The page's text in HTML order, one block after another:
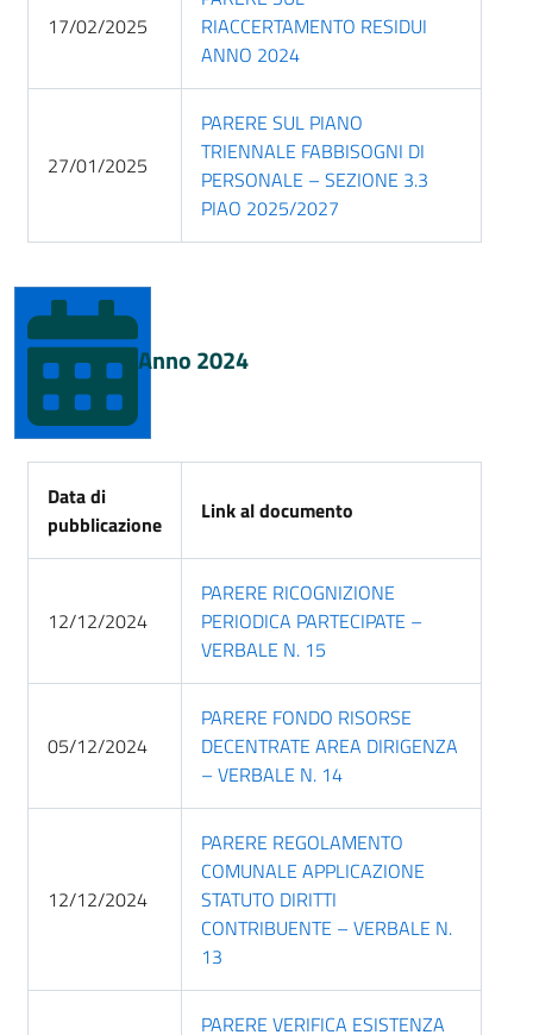
17/02/2025
RIACCERTAMENTO RESIDUI
ANNO 2024
27/01/2025
PARERE SUL PIANO
TRIENNALE FABBISOGNI DI
PERSONALE – SEZIONE 3.3
PIAO 2025/2027
Anno 2024
Data di
pubblicazione
Link al documento
12/12/2024
PARERE RICOGNIZIONE
PERIODICA PARTECIPATE –
VERBALE N. 15
05/12/2024
PARERE FONDO RISORSE
DECENTRATE AREA DIRIGENZA
– VERBALE N. 14
12/12/2024
PARERE REGOLAMENTO
COMUNALE APPLICAZIONE
STATUTO DIRITTI
CONTRIBUENTE – VERBALE N.
13
PARERE VERIFICA ESISTENZA